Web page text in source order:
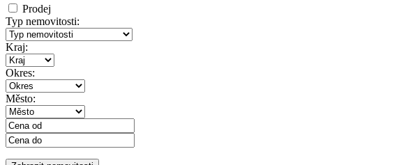
Prodej
Typ nemovitosti:
Kraj:
Okres:
Město: